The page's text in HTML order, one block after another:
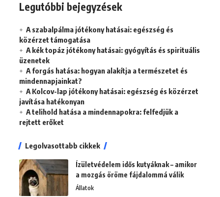
Legutóbbi bejegyzések
A szabalpálma jótékony hatásai: egészség és
közérzet támogatása
A kék topáz jótékony hatásai: gyógyítás és spirituális
üzenetek
A forgás hatása: hogyan alakítja a természetet és
mindennapjainkat?
A Kolcov-lap jótékony hatásai: egészség és közérzet
javítása hatékonyan
A telihold hatása a mindennapokra: felfedjük a
rejtett erőket
Legolvasottabb cikkek
Ízületvédelem idős kutyáknak – amikor
a mozgás öröme fájdalommá válik
Állatok